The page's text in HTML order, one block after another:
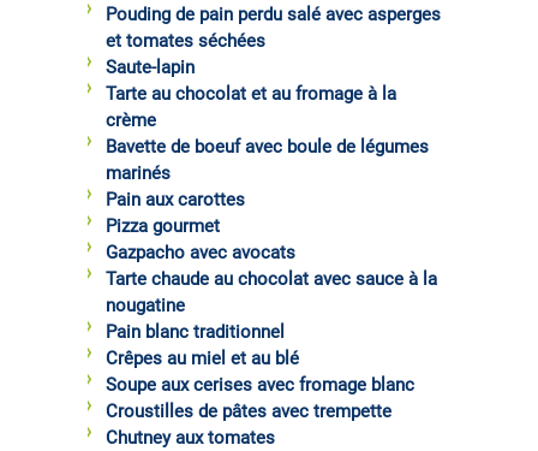
Pouding de pain perdu salé avec asperges
et tomates séchées
Saute-lapin
Tarte au chocolat et au fromage à la
crème
Bavette de boeuf avec boule de légumes
marinés
Pain aux carottes
Pizza gourmet
Gazpacho avec avocats
Tarte chaude au chocolat avec sauce à la
nougatine
Pain blanc traditionnel
Crêpes au miel et au blé
Soupe aux cerises avec fromage blanc
Croustilles de pâtes avec trempette
Chutney aux tomates